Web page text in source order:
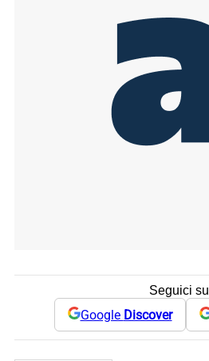
Seguici su
Google Discover